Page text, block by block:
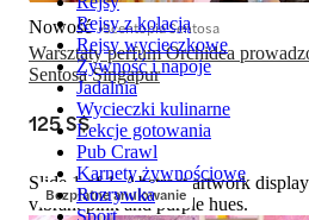
Rejsy z kolacją
Rejsy wycieczkowe
Żywność i napoje
Jadalnia
Wycieczki kulinarne
Lekcje gotowania
Pub Crawl
Karnety żywnościowe
Rozrywka
Sport
Warsztaty perfum Orchidea
Sentosa Singapur
Nowość Scentopia Sentosa
125 S$
Bezpłatne anulowanie
Slide 1 of 1, Abstract artwork
vibrant pink and purple hues.